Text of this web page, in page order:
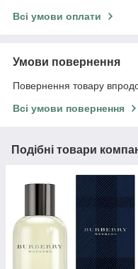
Всі умови оплати
Умови повернення
Повернення товару
Всі умови повернення
Подібні товари